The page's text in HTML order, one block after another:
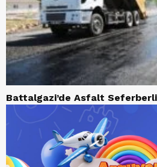
Battalgazi’de Asfalt